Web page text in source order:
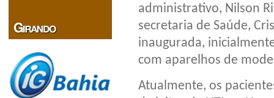
administrativo, Nilson
secretaria de Saúde,
inaugurada,
com aparelhos de
Atualmente, os